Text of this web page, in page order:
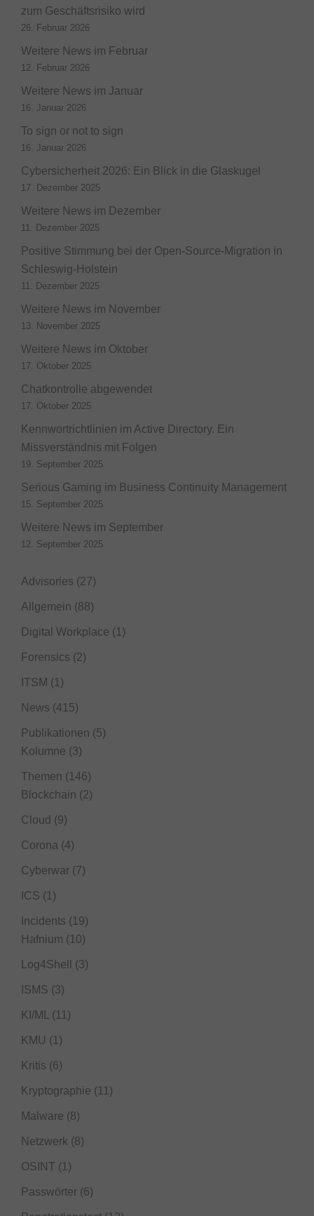
zum Geschäftsrisiko wird
26. Februar 2026
Weitere News im Februar
12. Februar 2026
Weitere News im Januar
16. Januar 2026
To sign or not to sign
16. Januar 2026
Cybersicherheit 2026: Ein Blick in die Glaskugel
17. Dezember 2025
Weitere News im Dezember
11. Dezember 2025
Positive Stimmung bei der Open-Source-Migration in
Schleswig-Holstein
11. Dezember 2025
Weitere News im November
13. November 2025
Weitere News im Oktober
17. Oktober 2025
Chatkontrolle abgewendet
17. Oktober 2025
Kennwortrichtlinien im Active Directory. Ein
Missverständnis mit Folgen
19. September 2025
Serious Gaming im Business Continuity Management
15. September 2025
Weitere News im September
12. September 2025
Advisories (27)
Allgemein (88)
Digital Workplace (1)
Forensics (2)
ITSM (1)
News (415)
Publikationen (5)
Kolumne (3)
Themen (146)
Blockchain (2)
Cloud (9)
Corona (4)
Cyberwar (7)
ICS (1)
Incidents (19)
Hafnium (10)
Log4Shell (3)
ISMS (3)
KI/ML (11)
KMU (1)
Kritis (6)
Kryptographie (11)
Malware (8)
Netzwerk (8)
OSINT (1)
Passwörter (6)